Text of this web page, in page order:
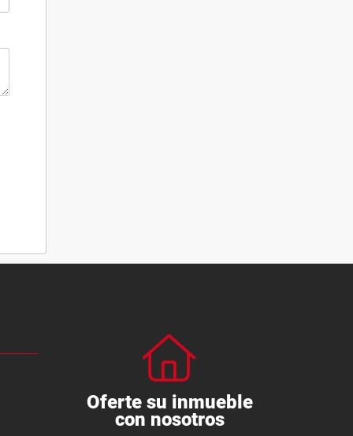
Oferte su inmueble
con nosotros